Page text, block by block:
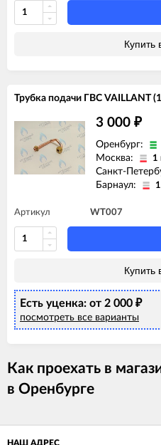
Купить
Трубка подачи ГВС VAILLANT
3 000 ₽
Оренбург:
Москва: 1
Санкт-
Барнаул:
Артикул WT007
Купить
Есть уценка: от 2 000 ₽
посмотреть все варианты
Как проехать в
в Оренбурге
НАШ АДРЕС